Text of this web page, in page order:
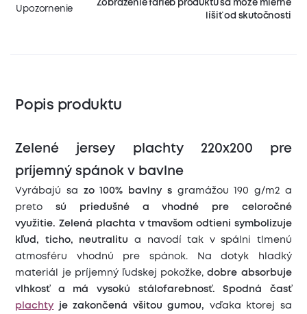
Upozornenie
Zobrazenie farieb produktu sa môže mierne
líšiť od skutočnosti
Popis produktu
Zelené jersey plachty 220x200 pre
príjemný spánok v bavlne
Vyrábajú sa zo 100% bavlny sgramážou 190 g/m2 a
pretosú priedušné a vhodné pre celoročné
využitie. Zelená plachta v tmavšom odtieni symbolizuje
kľud, ticho, neutralitu
a navodí tak v spálni tlmenú
atmosféru vhodnú pre spánok. Na dotyk hladký
materiál je príjemný ľudskej pokožke,dobre absorbuje
vlhkosť a má vysokú stálofarebnosť.
Spodná časť
plachty je zakončená všitou gumou, vďaka ktorej sa